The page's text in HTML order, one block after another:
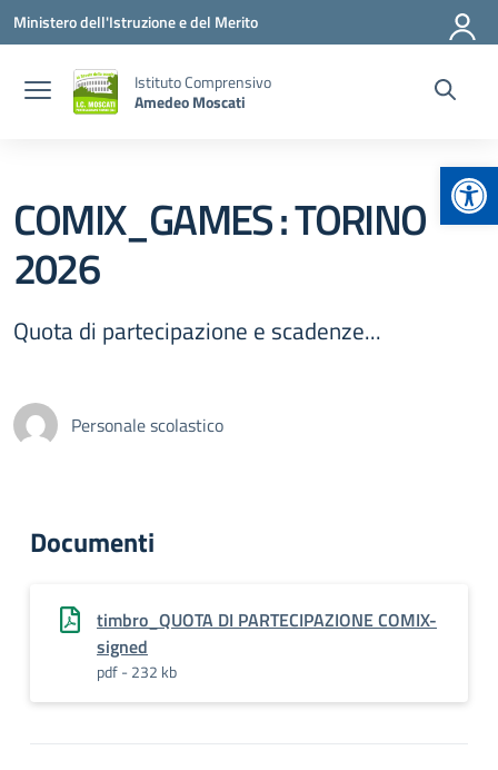
Vai ai contenuti
Vai al menu di navigazione
Vai al footer
Ministero dell'Istruzione e del Merito
Istituto Comprensivo
Amedeo Moscati
COMIX_GAMES : TORINO
2026
Quota di partecipazione e scadenze...
Personale scolastico
Documenti
timbro_QUOTA DI PARTECIPAZIONE COMIX-
signed
pdf - 232 kb